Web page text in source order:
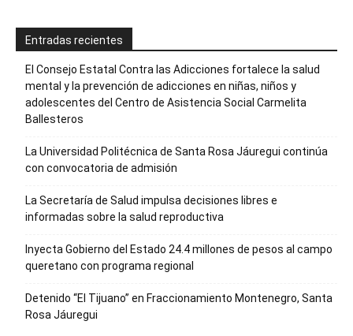
Entradas recientes
El Consejo Estatal Contra las Adicciones fortalece la salud
mental y la prevención de adicciones en niñas, niños y
adolescentes del Centro de Asistencia Social Carmelita
Ballesteros
La Universidad Politécnica de Santa Rosa Jáuregui continúa
con convocatoria de admisión
La Secretaría de Salud impulsa decisiones libres e
informadas sobre la salud reproductiva
Inyecta Gobierno del Estado 24.4 millones de pesos al campo
queretano con programa regional
Detenido “El Tijuano” en Fraccionamiento Montenegro, Santa
Rosa Jáuregui